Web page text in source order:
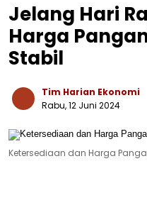
Jelang Hari
Harga
Stabil
Tim Harian Ekonomi
Rabu, 12 Juni 2024
Ketersediaan dan Harga